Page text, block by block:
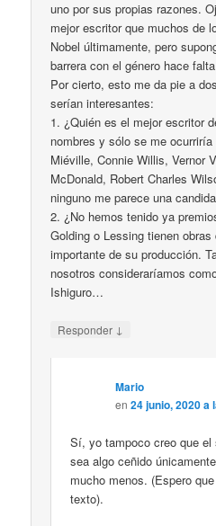
uno por sus propias razones.
mejor escritor que muchos de
Nobel últimamente, pero
barrera con el género hace
Por cierto, esto me da pie a
serían interesantes:
1. ¿Quién es el mejor escritor
nombres y sólo se me
Miéville, Connie Willis, Vernor
McDonald, Robert Charles
ninguno me parece una
2. ¿No hemos tenido ya
Golding o Lessing tienen
importante de su producción.
nosotros consideraríamos
Ishiguro…
Responder ↓
Mario
en24 junio, 2020 a
Sí, yo tampoco creo que
sea algo ceñido
mucho menos. (Espero
texto).